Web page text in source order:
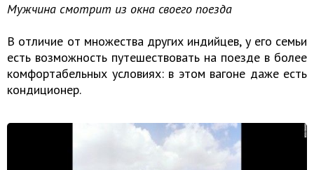
Мужчина смотрит из окна своего поезда
В отличие от множества других индийцев, у его семьи
есть возможность путешествовать на поезде в более
комфортабельных условиях: в этом вагоне даже есть
кондиционер.